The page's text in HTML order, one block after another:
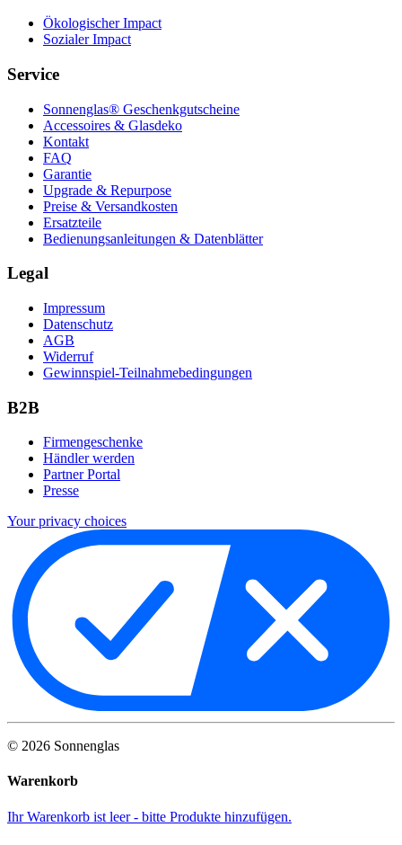
Ökologischer Impact
Sozialer Impact
Service
Sonnenglas® Geschenkgutscheine
Accessoires & Glasdeko
Kontakt
FAQ
Garantie
Upgrade & Repurpose
Preise & Versandkosten
Ersatzteile
Bedienungsanleitungen & Datenblätter
Legal
Impressum
Datenschutz
AGB
Widerruf
Gewinnspiel-Teilnahmebedingungen
B2B
Firmengeschenke
Händler werden
Partner Portal
Presse
Your privacy choices
© 2026 Sonnenglas
Warenkorb
Ihr Warenkorb ist leer - bitte Produkte hinzufügen.